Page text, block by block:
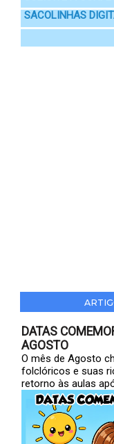
SACOLINHAS
DATAS
AGOSTO
O mês de Agosto
folclóricos e suas
retorno às aulas